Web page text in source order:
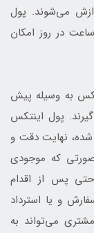
می‌‏شوند. پول
اینتکس به مشتریان خود در 7 روز هفته و 24 ساعت در روز امکان
به وسیله پیش
پول اینتکس
نهایت دقت و
که موجودی
پس از اقدام
و یا استرداد
می‏‌تواند به